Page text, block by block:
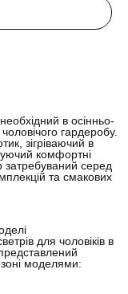
в осінньо-
гардеробу.
зігріваючий в
комфортні
затребуваний серед
та смакових
для чоловіків в
моделями: